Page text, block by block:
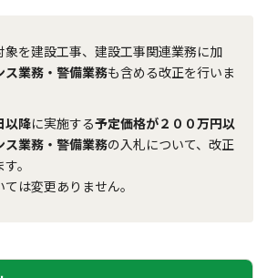
を建設工事、建設工事関連業務に加
ス業務・警備業務も含める改正を行いま
以降に実施する予定価格が２００万円以
ス業務・警備業務の入札について、改正
。
は変更ありません。